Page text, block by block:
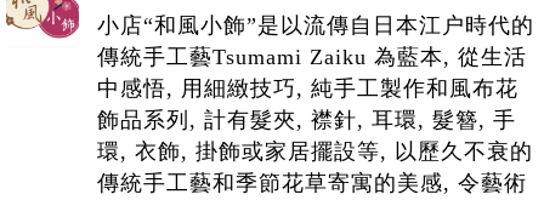
小店“和風小飾”是以流傳自日本江户時代的
傳統手工藝Tsumami Zaiku 為藍本, 從生活
中感悟, 用細緻技巧, 純手工製作和風布花
飾品系列, 計有髮夾, 襟針, 耳環, 髮簪, 手
環, 衣飾, 掛飾或家居擺設等, 以歷久不衰的
傳統手工藝和季節花草寄寓的美感, 令藝術